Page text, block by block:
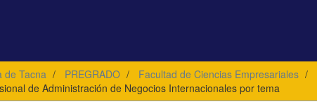
de Tacna PREGRADO Facultad de Ciencias Empresariales
de Administración de Negocios Internacionales por tema